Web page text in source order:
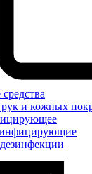
и кожных